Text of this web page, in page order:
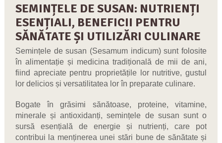
SEMINȚELE DE SUSAN: NUTRIENȚI
ESENȚIALI, BENEFICII PENTRU
SĂNĂTATE ȘI UTILIZĂRI CULINARE
Semințele de susan (Sesamum indicum) sunt folosite
în alimentație și medicina tradițională de mii de ani,
fiind apreciate pentru proprietățile lor nutritive, gustul
lor delicios și versatilitatea lor în preparate culinare.
Bogate în grăsimi sănătoase, proteine, vitamine,
minerale și antioxidanți, semințele de susan sunt o
sursă esențială de energie și nutrienți, care pot
contribui la menținerea unei stări bune de sănătate și